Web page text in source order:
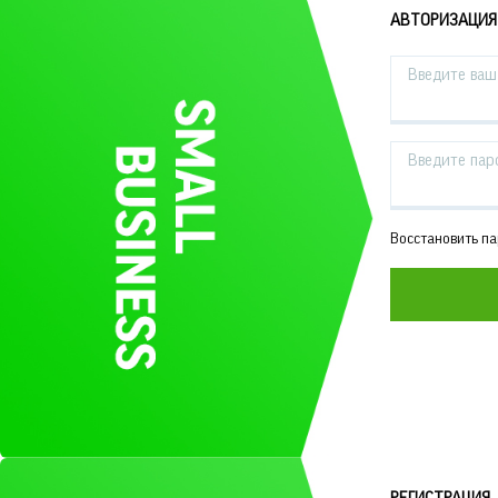
АВТОРИЗАЦИЯ
Введите
Введите
Восстановить